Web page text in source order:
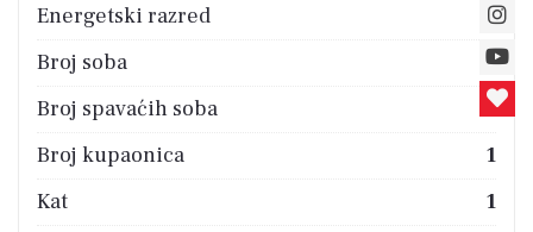
Energetski razred
B
Broj soba
3
Broj spavaćih soba
2
Broj kupaonica
1
Kat
1